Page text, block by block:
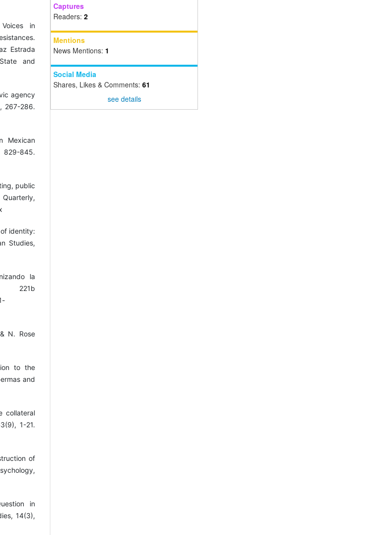
in
Estrada
and
agency
267-286.
Mexican
829-845.
public
identity:
Studies,
la
N. Rose
to the
and
collateral
1-21.
of
in
14(3),
Captures
Readers: 2
Mentions
News Mentions: 1
Social Media
Shares, Likes & Comments: 61
see details